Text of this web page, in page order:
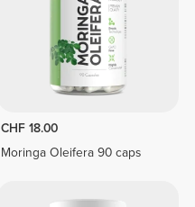
CHF 18.00
Moringa Oleifera 90 caps